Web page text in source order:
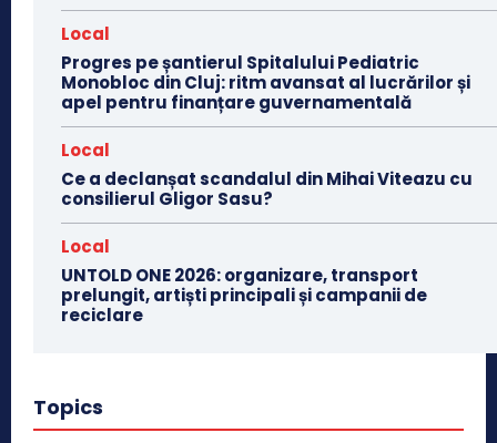
Local
Progres pe șantierul Spitalului Pediatric
Monobloc din Cluj: ritm avansat al lucrărilor și
apel pentru finanțare guvernamentală
Local
Ce a declanșat scandalul din Mihai Viteazu cu
consilierul Gligor Sasu?
Local
UNTOLD ONE 2026: organizare, transport
prelungit, artiști principali și campanii de
reciclare
Topics